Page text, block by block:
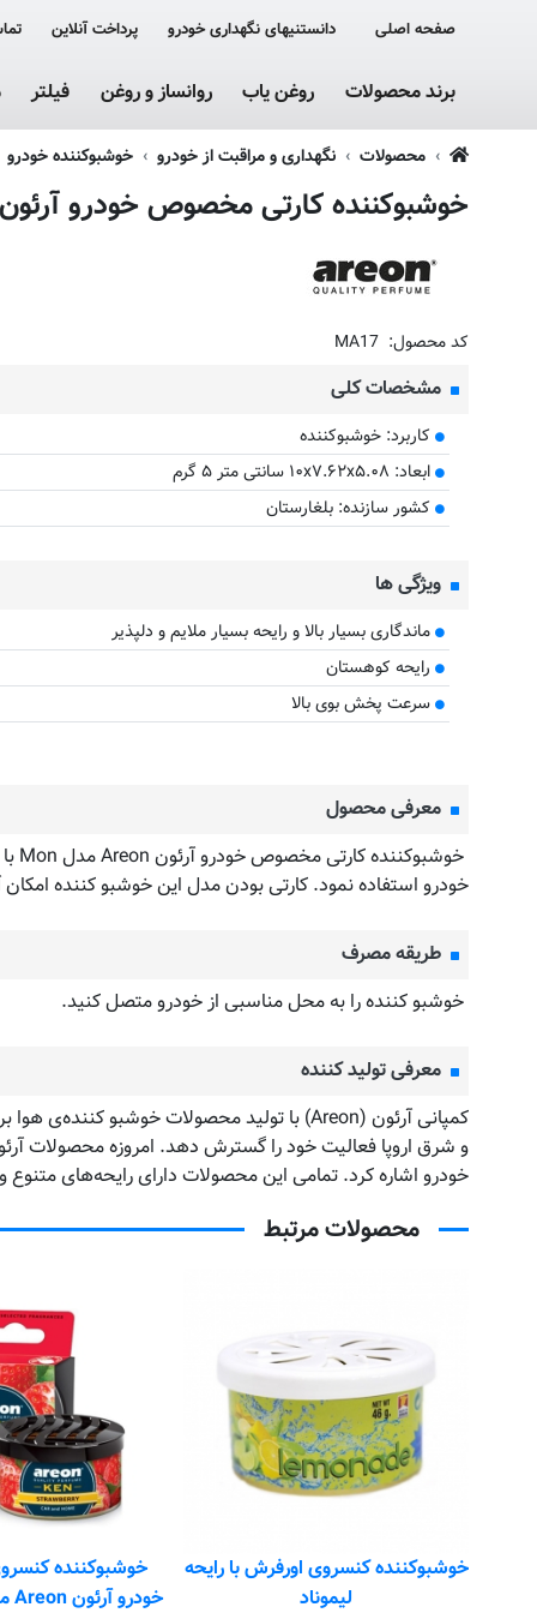
صفحه اصلی دانستنیهای نگهداری خودرو پرداخت آنلاین
برند محصولات روغن یاب روانساز و روغن فیلتر
محصولات نگهداری و مراقبت از خودرو خوشبوکننده خودرو
خوشبوکننده کارتی مخصوص خودرو آرئون Areon مدل Mon با رایحه Mountain Fresh
کد محصول: MA17
مشخصات کلی
کاربرد: خوشبوکننده
ابعاد: ۱۰x۷.۶۲x۵.۰۸ سانتی متر ۵ گرم
کشور سازنده: بلغارستان
ویژگی ها
ماندگاری بسیار بالا و رایحه بسیار ملایم و دلپذیر
رایحه کوهستان
سرعت پخش بوی بالا
معرفی محصول
خودرو استفاده نمود. کارتی بودن مدل این خوشبو کننده
طریقه مصرف
خوشبو کننده را به محل مناسبی از خودرو متصل کنید.
معرفی تولید کننده
خودرو اشاره کرد. تمامی این محصولات دارای رایحه‌های
محصولات مرتبط
خوشبوکننده کنسروی مخصوص
خوشبوکننده کارتی